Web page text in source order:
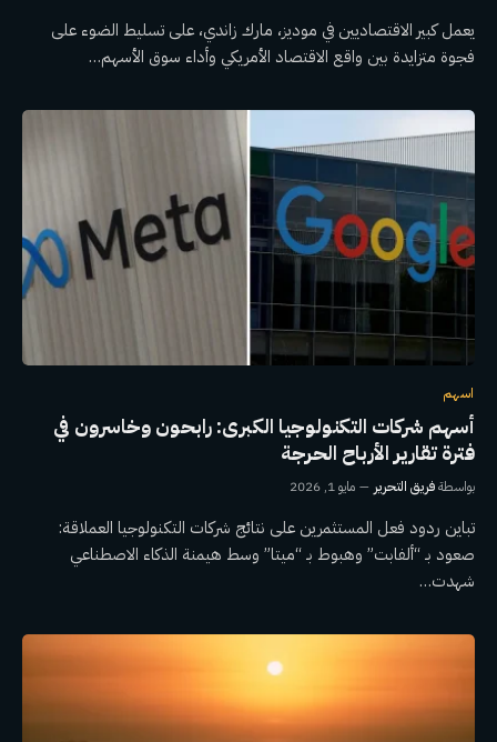
يعمل كبير الاقتصاديين في موديز، مارك زاندي، على تسليط الضوء على
فجوة متزايدة بين واقع الاقتصاد الأمريكي وأداء سوق الأسهم…
اسهم
أسهم شركات التكنولوجيا الكبرى: رابحون وخاسرون في
فترة تقارير الأرباح الحرجة
بواسطةفريق التحرير مايو 1, 2026
تباين ردود فعل المستثمرين على نتائج شركات التكنولوجيا العملاقة:
صعود بـ “ألفابت” وهبوط بـ “ميتا” وسط هيمنة الذكاء الاصطناعي
شهدت…